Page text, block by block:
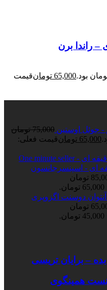
راندا برن
65,000 تومانقیمت
جوئل اوستین 75,000 تومان
65,000 تومانقیمت فعلی:
ای - اسپنسرجانسون
قیمت اصلی: 85,000 تومان
دوسنت اگزوپری
قیمت اصلی: 65,000 تومان
– برایان تریسی
همینگوی